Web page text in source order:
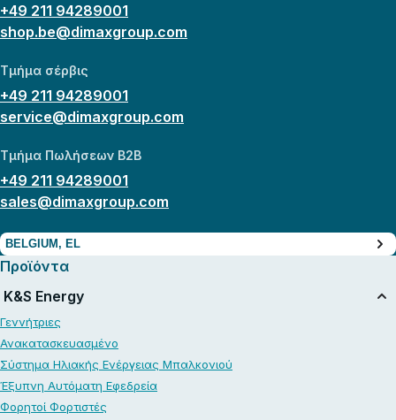
+49 211 94289001
shop.be@dimaxgroup.com
Τμήμα σέρβις
+49 211 94289001
service@dimaxgroup.com
Τμήμα Πωλήσεων B2B
+49 211 94289001
sales@dimaxgroup.com
BELGIUM, EL
Προϊόντα
K&S Energy
Γεννήτριες
Ανακατασκευασμένο
Σύστημα Ηλιακής Ενέργειας Μπαλκονιού
Έξυπνη Αυτόματη Εφεδρεία
Φορητοί Φορτιστές